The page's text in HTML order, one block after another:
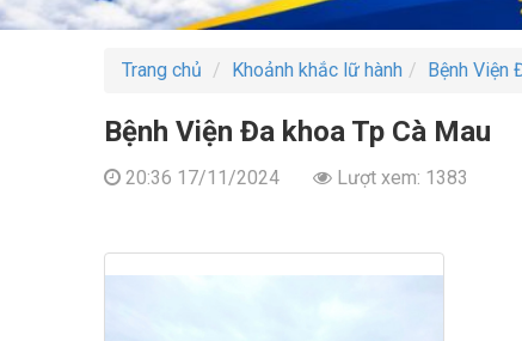
Trang chủ Khoảnh khắc lữ hành Bệnh Viện
Bệnh Viện Đa khoa Tp Cà Mau
20:36 17/11/2024 Lượt xem: 1383